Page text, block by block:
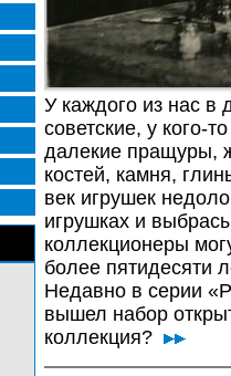
У каждого из нас в
советские, у
далекие пращуры,
костей, камня,
век игрушек
игрушках и
коллекционеры
более пятидесяти
Недавно в серии
вышел набор
коллекция?